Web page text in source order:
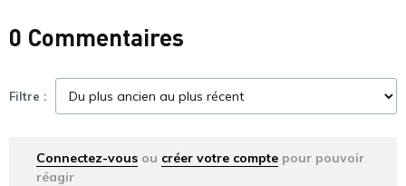
0 Commentaires
Filtre :
Connectez-vous ou créer votre compte pour pouvoir
réagir